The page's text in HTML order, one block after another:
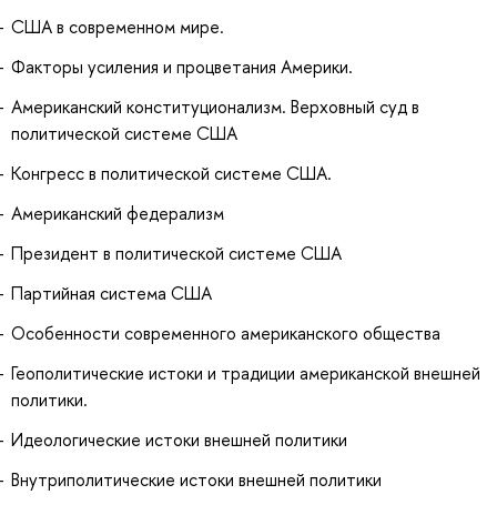
США в современном мире.
Факторы усиления и процветания Америки.
Американский конституционализм. Верховный суд в
политической системе США
Конгресс в политической системе США.
Американский федерализм
Президент в политической системе США
Партийная система США
Особенности современного американского общества
Геополитические истоки и традиции американской внешней
политики.
Идеологические истоки внешней политики
Внутриполитические истоки внешней политики